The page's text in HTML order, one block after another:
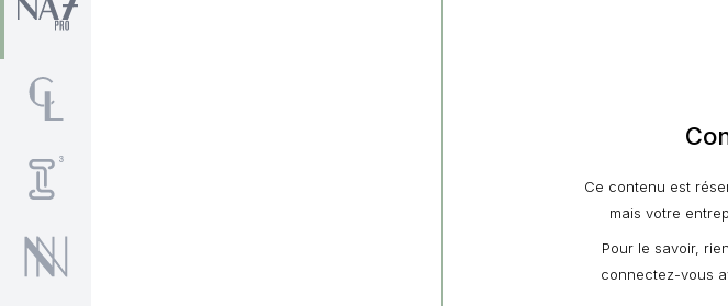
Ce contenu est
mais votre
Pour le savoir,
connectez-vous